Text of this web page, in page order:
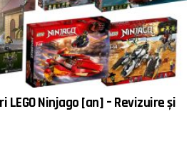
LEGO Ninjago [an] – Revizuire și